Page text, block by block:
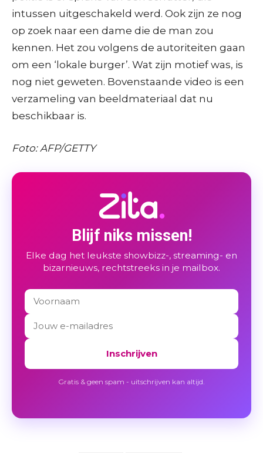
intussen uitgeschakeld werd. Ook zijn ze nog
op zoek naar een dame die de man zou
kennen. Het zou volgens de autoriteiten gaan
om een ‘lokale burger’. Wat zijn motief was, is
nog niet geweten. Bovenstaande video is een
verzameling van beeldmateriaal dat nu
beschikbaar is.
Foto: AFP/GETTY
Blijf niks missen!
Elke dag het leukste showbizz-, streaming- en
bizarnieuws, rechtstreeks in je mailbox.
Inschrijven
Gratis & geen spam - uitschrijven kan altijd.